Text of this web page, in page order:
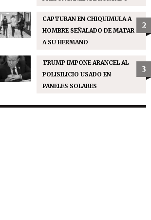
CAPTURAN EN CHIQUIMULA A
HOMBRE SEÑALADO DE MATAR
A SU HERMANO
2
TRUMP IMPONE ARANCEL AL
POLISILICIO USADO EN
PANELES SOLARES
3